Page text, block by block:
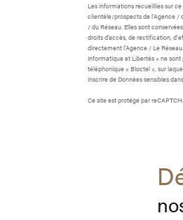
Les informations recueillies sur
clientèle/prospects de l'Agence /
/ du Réseau. Elles sont
droits d’accès, de rectification,
directement l’Agence / Le
Informatique et Libertés » ne sont
téléphonique « Bloctel », sur
inscrire de Données sensibles
Ce site est protégé par